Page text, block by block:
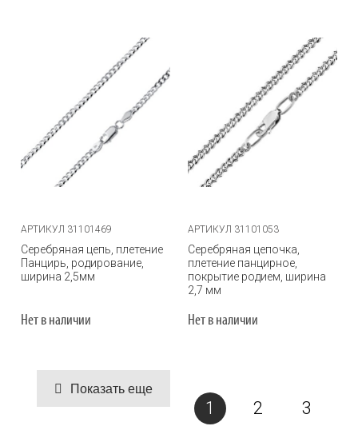
АРТИКУЛ 31101469
Серебряная цепь, плетение
Панцирь, родирование,
ширина 2,5мм
Нет в наличии
АРТИКУЛ 31101053
Серебряная цепочка,
плетение панцирное,
покрытие родием, ширина
2,7 мм
Нет в наличии
Показать еще
1 2 3